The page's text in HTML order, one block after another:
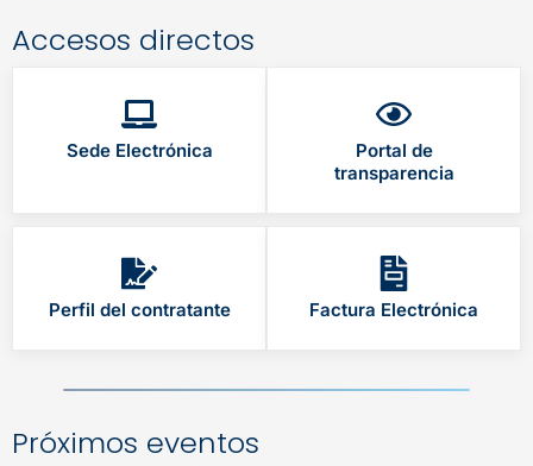
Accesos directos
Sede Electrónica
Portal de
transparencia
Perfil del contratante Factura Electrónica
Próximos eventos